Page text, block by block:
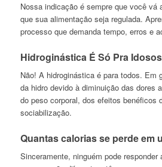
Nossa indicação é sempre que você vá
que sua alimentação seja regulada.
processo que demanda tempo, erros e
Hidroginástica É Só Pra
Não! A hidroginástica é para todos. Em
da hidro devido à diminuição das dores
do peso corporal, dos efeitos benéficos
sociabilização.
Quantas calorias se perde em
Sinceramente, ninguém pode responder